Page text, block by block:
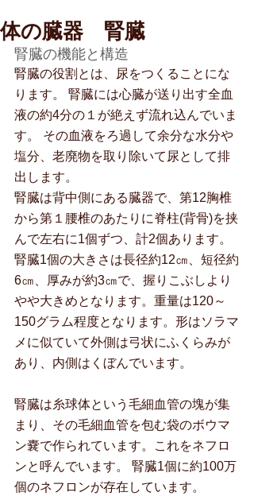
0466-90-3996
体の臓器 腎臓
腎臓の機能と構造
腎臓の役割とは、尿をつくることにな
ります。 腎臓には心臓が送り出す全血
液の約4分の１が絶えず流れ込んでいま
す。 その血液をろ過して余分な水分や
塩分、老廃物を取り除いて尿として排
出します。
腎臓は背中側にある臓器で、第12胸椎
から第１腰椎のあたりに脊柱(背骨)を挟
んで左右に1個ずつ、計2個あります。
腎臓1個の大きさは長径約12㎝、短径約
6㎝、厚みが約3㎝で、握りこぶしより
やや大きめとなります。重量は120～
150グラム程度となります。形はソラマ
メに似ていて外側は弓状にふくらみが
あり、内側はくぼんでいます。
腎臓は糸球体という毛細血管の塊が集
まり、その毛細血管を包む袋のボウマ
ン嚢で作られています。これをネフロ
ンと呼んでいます。 腎臓1個に約100万
個のネフロンが存在しています。